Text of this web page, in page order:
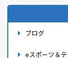
ブログ
eスポーツ＆